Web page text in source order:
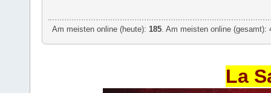
Am meisten online (heute): 185 . Am meisten online
La